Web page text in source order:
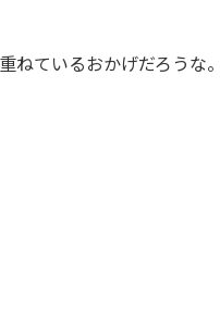
ねているおかげだろうな